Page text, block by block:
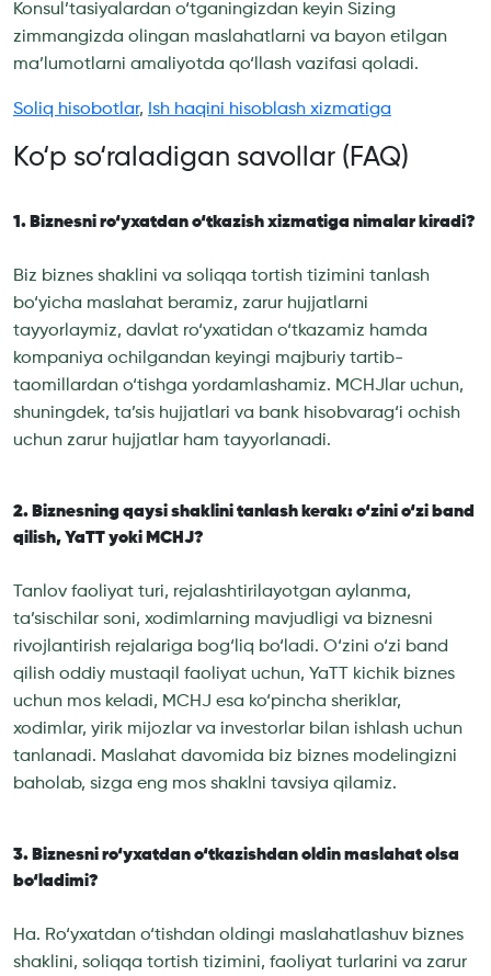
Konsul’tasiyalardan o‘tganingizdan keyin Sizing
zimmangizda olingan maslahatlarni va bayon etilgan
ma’lumotlarni amaliyotda qo‘llash vazifasi qoladi.
Soliq hisobotlar, Ish haqini hisoblash xizmatiga
Ko‘p so‘raladigan savollar (FAQ)
1. Biznesni ro‘yxatdan o‘tkazish xizmatiga nimalar kiradi?
Biz biznes shaklini va soliqqa tortish tizimini tanlash
bo‘yicha maslahat beramiz, zarur hujjatlarni
tayyorlaymiz, davlat ro‘yxatidan o‘tkazamiz hamda
kompaniya ochilgandan keyingi majburiy tartib-
taomillardan o‘tishga yordamlashamiz. MCHJlar uchun,
shuningdek, ta’sis hujjatlari va bank hisobvarag‘i ochish
uchun zarur hujjatlar ham tayyorlanadi.
2. Biznesning qaysi shaklini tanlash kerak: o‘zini o‘zi band
qilish, YaTT yoki MCHJ?
Tanlov faoliyat turi, rejalashtirilayotgan aylanma,
ta’sischilar soni, xodimlarning mavjudligi va biznesni
rivojlantirish rejalariga bog‘liq bo‘ladi. O‘zini o‘zi band
qilish oddiy mustaqil faoliyat uchun, YaTT kichik biznes
uchun mos keladi, MCHJ esa ko‘pincha sheriklar,
xodimlar, yirik mijozlar va investorlar bilan ishlash uchun
tanlanadi. Maslahat davomida biz biznes modelingizni
baholab, sizga eng mos shaklni tavsiya qilamiz.
3. Biznesni ro‘yxatdan o‘tkazishdan oldin maslahat olsa
bo‘ladimi?
Ha. Ro‘yxatdan o‘tishdan oldingi maslahatlashuv biznes
shaklini, soliqqa tortish tizimini, faoliyat turlarini va zarur